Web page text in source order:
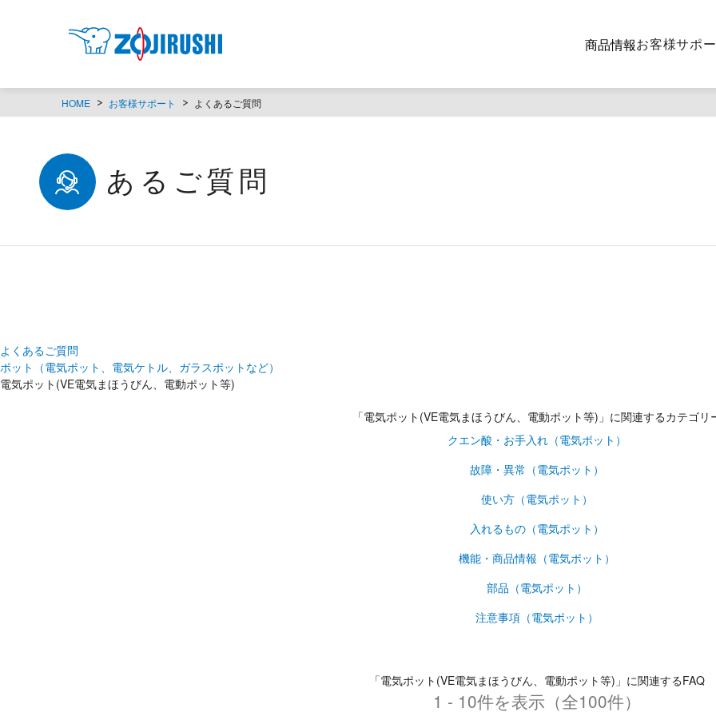
商品情報お客様サポ
HOME お客様サポート よくあるご質問
よくあるご質問
よくあるご質問
ポット（電気ポット、電気ケトル、ガラスポットなど）
電気ポット(VE電気まほうびん、電動ポット等)
「電気ポット(VE電気まほうびん、電動ポット等)」に関連するカテゴリ
クエン酸・お手入れ（電気ポット）
故障・異常（電気ポット）
使い方（電気ポット）
入れるもの（電気ポット）
機能・商品情報（電気ポット）
部品（電気ポット）
注意事項（電気ポット）
「電気ポット(VE電気まほうびん、電動ポット等)」に関連するFAQ
1 - 10件を表示（全100件）